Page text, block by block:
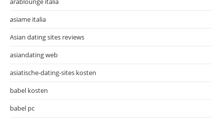
asiame italia
Asian dating sites reviews
asiandating web
asiatische-dating-sites kosten
babel kosten
babel pc